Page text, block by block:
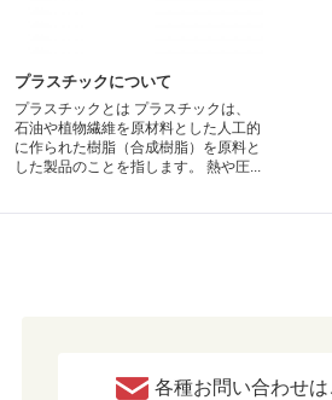
プラスチックについて
プラスチックとは プラスチックは、
石油や植物繊維を原材料とした人工的
に作られた樹脂（合成樹脂）を原料と
した製品のことを指します。 熱や圧...
各種お問い合わせ